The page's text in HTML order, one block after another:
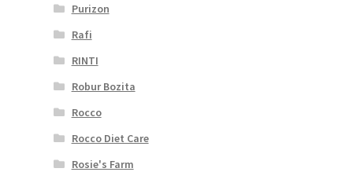
Purizon
Rafi
RINTI
Robur Bozita
Rocco
Rocco Diet Care
Rosie's Farm